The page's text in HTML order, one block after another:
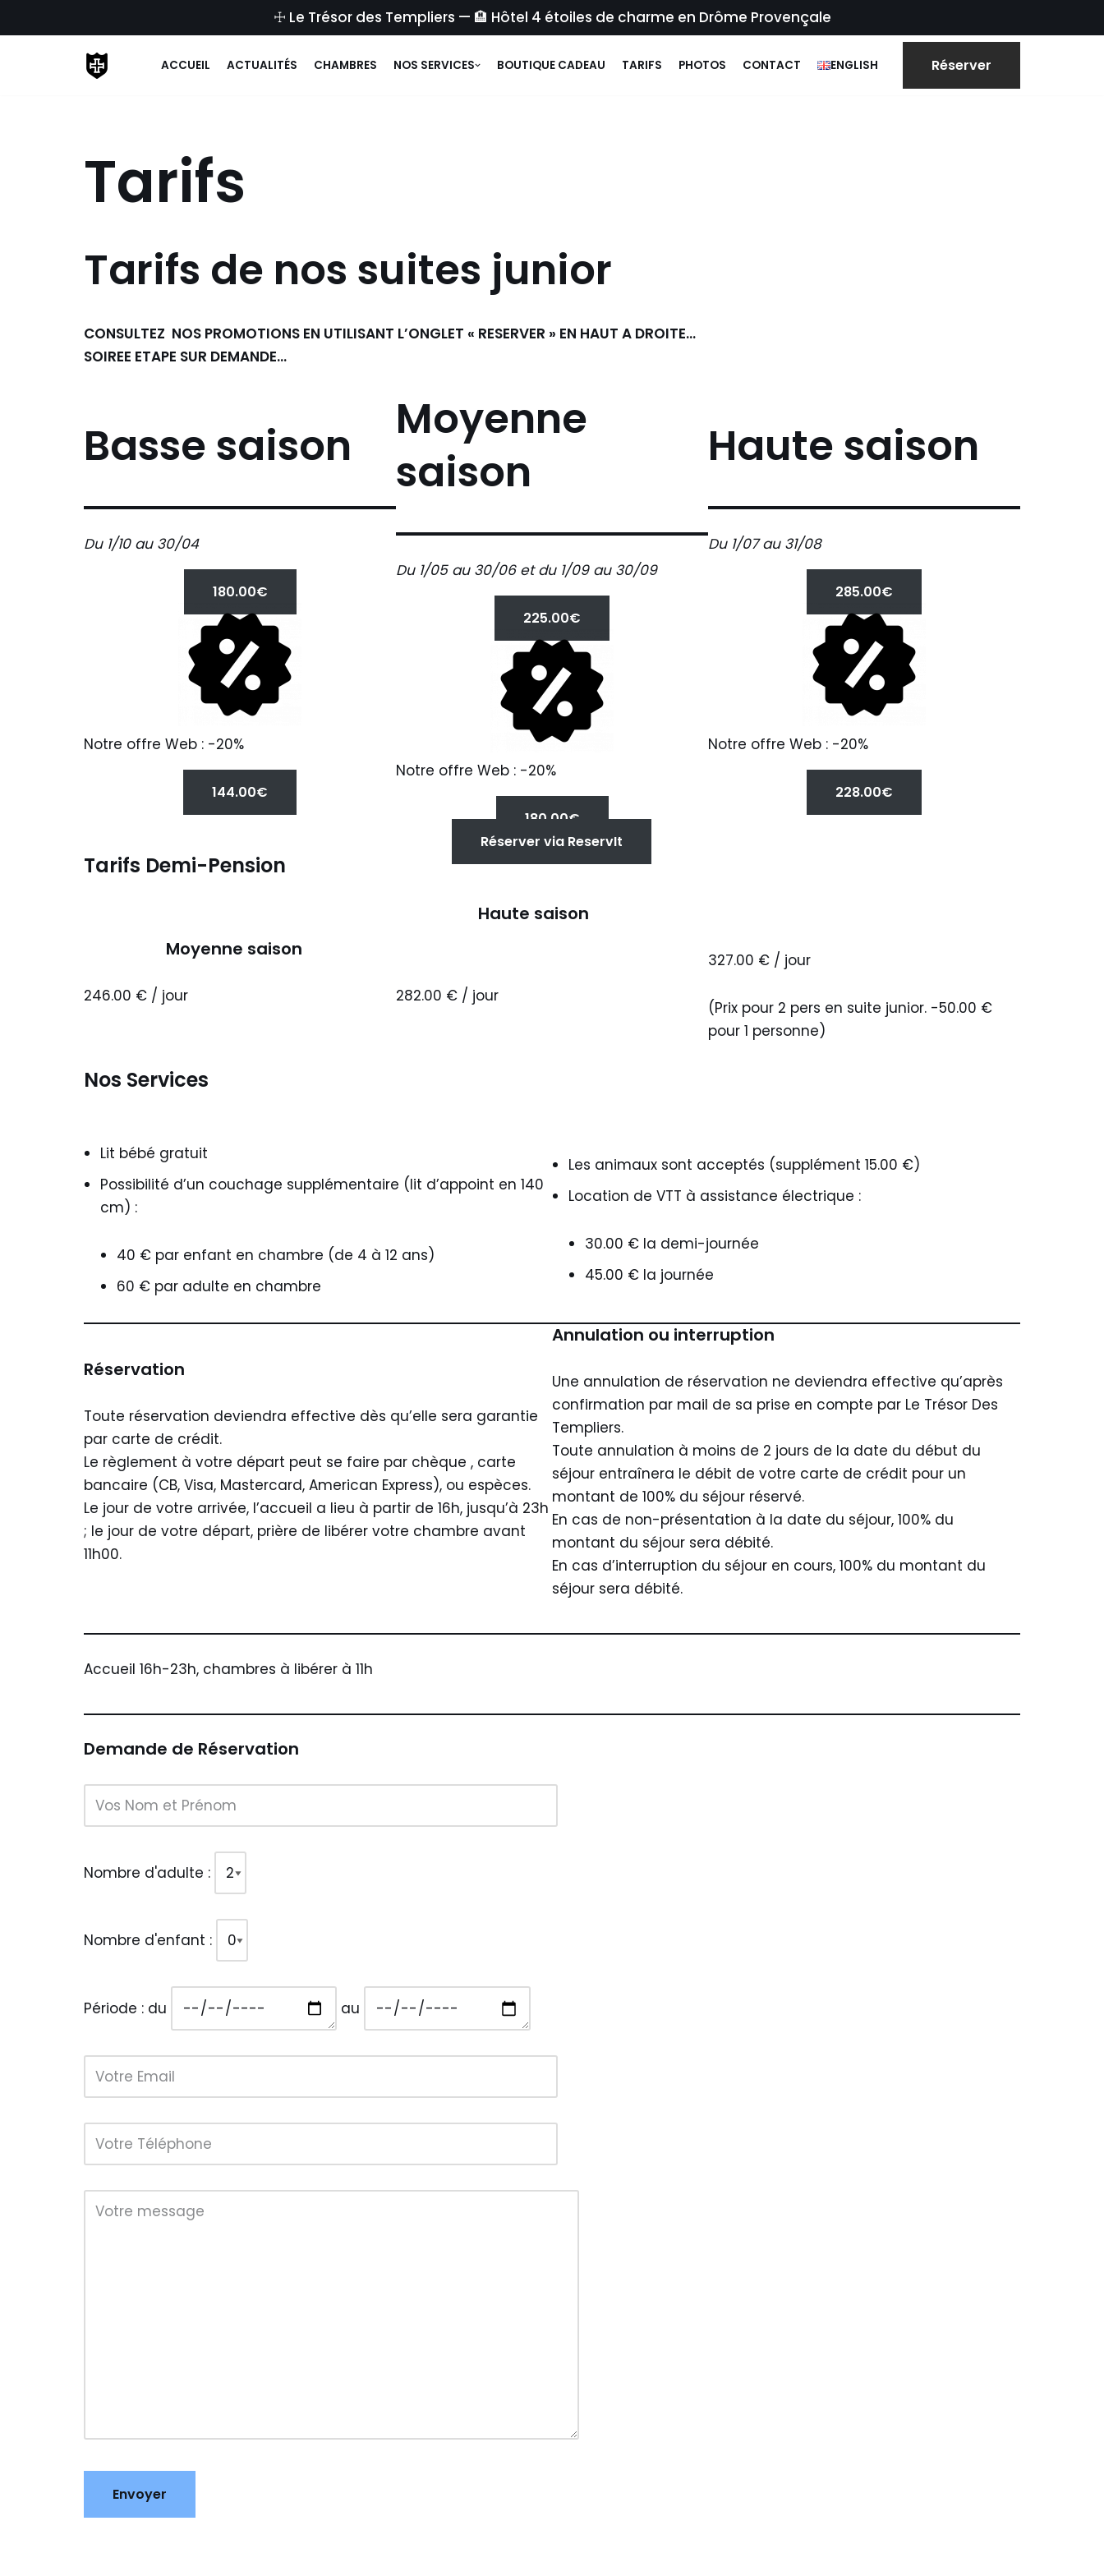
☩ Le Trésor des Templiers — 🏨 Hôtel 4 étoiles de charme en Drôme Provençale
ACCUEIL ACTUALITÉS CHAMBRES NOS SERVICES BOUTIQUE CADEAU TARIFS PHOTOS CONTACT ENGLISH Réserver
Tarifs
Tarifs de nos suites junior
CONSULTEZ NOS PROMOTIONS EN UTILISANT L’ONGLET « RESERVER » EN HAUT A DROITE…
SOIREE ETAPE SUR DEMANDE…
Basse saison
Du 1/10 au 30/04
180.00€
Notre offre Web : -20%
144.00€
Moyenne
saison
Du 1/05 au 30/06 et du 1/09 au 30/09
225.00€
Notre offre Web : -20%
180.00€
Haute saison
Du 1/07 au 31/08
285.00€
Notre offre Web : -20%
228.00€
Réserver via ReservIt
Tarifs Demi-Pension
246.00 € / jour
Moyenne saison
282.00 € / jour
Haute saison
327.00 € / jour
(Prix pour 2 pers en suite junior. -50.00 €
pour 1 personne)
Nos Services
Lit bébé gratuit
Possibilité d’un couchage supplémentaire (lit d’appoint en 140
cm) :
40 € par enfant en chambre (de 4 à 12 ans)
60 € par adulte en chambre
Les animaux sont acceptés (supplément 15.00 €)
Location de VTT à assistance électrique :
30.00 € la demi-journée
45.00 € la journée
Réservation
Toute réservation deviendra effective dès qu’elle sera garantie
par carte de crédit.
Le règlement à votre départ peut se faire par chèque , carte
bancaire (CB, Visa, Mastercard, American Express), ou espèces.
Le jour de votre arrivée, l’accueil a lieu à partir de 16h, jusqu’à 23h
; le jour de votre départ, prière de libérer votre chambre avant
11h00.
Annulation ou interruption
Une annulation de réservation ne deviendra effective qu’après
confirmation par mail de sa prise en compte par Le Trésor Des
Templiers.
Toute annulation à moins de 2 jours de la date du début du
séjour entraînera le débit de votre carte de crédit pour un
montant de 100% du séjour réservé.
En cas de non-présentation à la date du séjour, 100% du
montant du séjour sera débité.
En cas d’interruption du séjour en cours, 100% du montant du
séjour sera débité.
Accueil 16h-23h, chambres à libérer à 11h
Demande de Réservation
Nombre d'adulte :
Nombre d'enfant :
Période : du au